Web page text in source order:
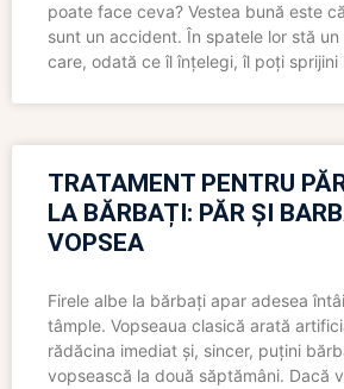
poate face ceva? Vestea bună este
sunt un accident. În spatele lor stă
care, odată ce îl înțelegi, îl poți sprijini
TRATAMENT PENTRU
LA BĂRBAȚI: PĂR ȘI
VOPSEA
Firele albe la bărbați apar adesea
tâmple. Vopseaua clasică arată
rădăcina imediat și, sincer, puțini
vopsească la două săptămâni. Dacă